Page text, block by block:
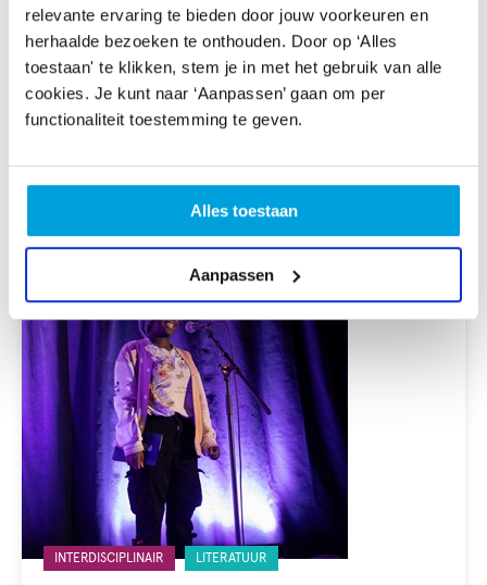
relevante ervaring te bieden door jouw voorkeuren en
herhaalde bezoeken te onthouden. Door op ‘Alles
toestaan' te klikken, stem je in met het gebruik van alle
cookies. Je kunt naar ‘Aanpassen’ gaan om per
functionaliteit toestemming te geven.
Alles toestaan
Aanpassen
Huis van Gedichten
Gelabeld
met:
INTERDISCIPLINAIR LITERATUUR
Gelabeld
met:
INTERDISCIPLINAIR LITERATUUR